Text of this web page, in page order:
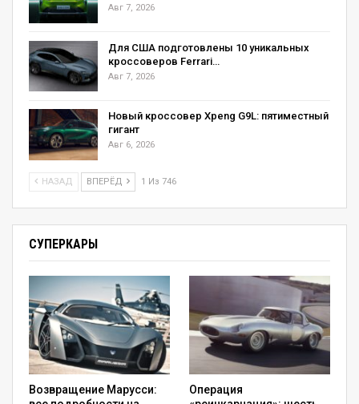
Авг 7, 2026
Для США подготовлены 10 уникальных
кроссоверов Ferrari…
Авг 7, 2026
Новый кроссовер Xpeng G9L: пятиместный
гигант
Авг 6, 2026
НАЗАД ВПЕРЁД 1 Из 746
СУПЕРКАРЫ
Возвращение Марусси:
Операция